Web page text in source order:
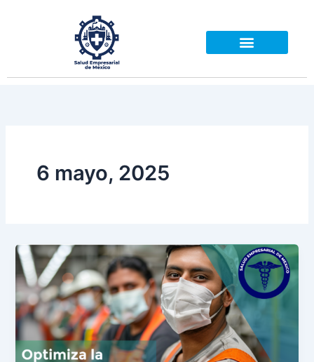
6 mayo, 2025